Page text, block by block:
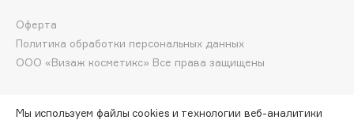
Emmanuelle Jane
Enough
EpilProfi
Essence
ООО «Визаж косметикс» Все права защищены
Оферта
Политика обработки персональных данных
Мы используем файлы cookies и технологии веб-аналитики